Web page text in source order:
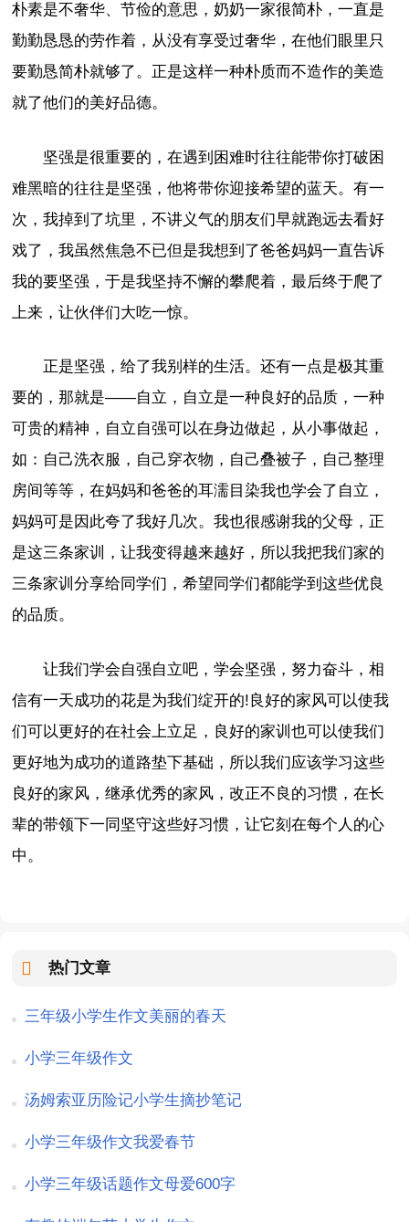
朴素是不奢华、节俭的意思，奶奶一家很简朴，一直是
勤勤恳恳的劳作着，从没有享受过奢华，在他们眼里只
要勤恳简朴就够了。正是这样一种朴质而不造作的美造
就了他们的美好品德。
坚强是很重要的，在遇到困难时往往能带你打破困
难黑暗的往往是坚强，他将带你迎接希望的蓝天。有一
次，我掉到了坑里，不讲义气的朋友们早就跑远去看好
戏了，我虽然焦急不已但是我想到了爸爸妈妈一直告诉
我的要坚强，于是我坚持不懈的攀爬着，最后终于爬了
上来，让伙伴们大吃一惊。
正是坚强，给了我别样的生活。还有一点是极其重
要的，那就是——自立，自立是一种良好的品质，一种
可贵的精神，自立自强可以在身边做起，从小事做起，
如：自己洗衣服，自己穿衣物，自己叠被子，自己整理
房间等等，在妈妈和爸爸的耳濡目染我也学会了自立，
妈妈可是因此夸了我好几次。我也很感谢我的父母，正
是这三条家训，让我变得越来越好，所以我把我们家的
三条家训分享给同学们，希望同学们都能学到这些优良
的品质。
让我们学会自强自立吧，学会坚强，努力奋斗，相
信有一天成功的花是为我们绽开的!良好的家风可以使我
们可以更好的在社会上立足，良好的家训也可以使我们
更好地为成功的道路垫下基础，所以我们应该学习这些
良好的家风，继承优秀的家风，改正不良的习惯，在长
辈的带领下一同坚守这些好习惯，让它刻在每个人的心
中。
热门文章
三年级小学生作文美丽的春天
小学三年级作文
汤姆索亚历险记小学生摘抄笔记
小学三年级作文我爱春节
小学三年级话题作文母爱600字